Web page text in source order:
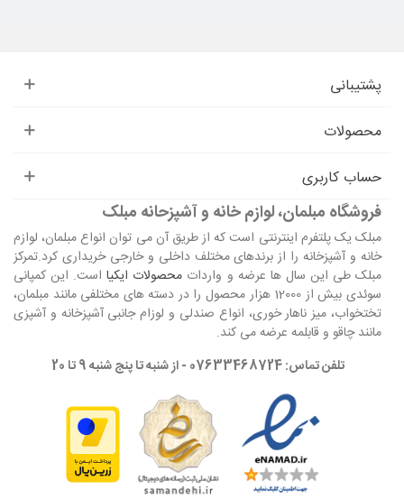
پشتیبانی
محصولات
حساب کاربری
فروشگاه مبلمان، لوازم خانه و آشپزحانه مبلک
مبلک یک پلتفرم اینترنتی است که از طریق آن می توان انواع مبلمان، لوازم
خانه و آشپزخانه را از برندهای مختلف داخلی و خارجی خریداری کرد.تمرکز
مبلک طی این سال ها عرضه و واردات محصولات ایکیااست. این کمپانی
سوئدی بیش از 12000 هزار محصول را در دسته های مختلفی مانند مبلمان،
تختخواب، میز ناهار خوری، انواع صندلی و لوزام جانبی آشپزخانه و آشپزی
مانند چاقو و قابلمه عرضه می کند.
تلفن تماس: 07633468724 - از شنبه تا پنج شنبه 9 تا 20